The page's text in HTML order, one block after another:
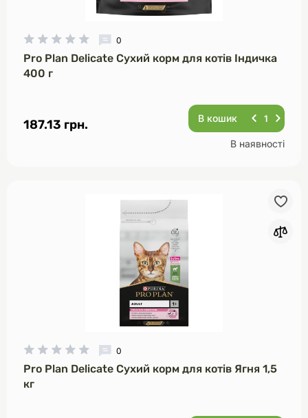
0
Pro Plan Delicate Сухий корм для котів Індичка
400 г
187.13 грн. В кошик
В наявності
0
Pro Plan Delicate Сухий корм для котів Ягня 1,5
кг